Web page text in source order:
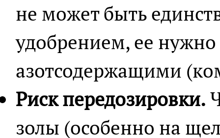
не может быть
удобрением, ее
азотсодержащими
Риск передозировки.
золы (особенно на